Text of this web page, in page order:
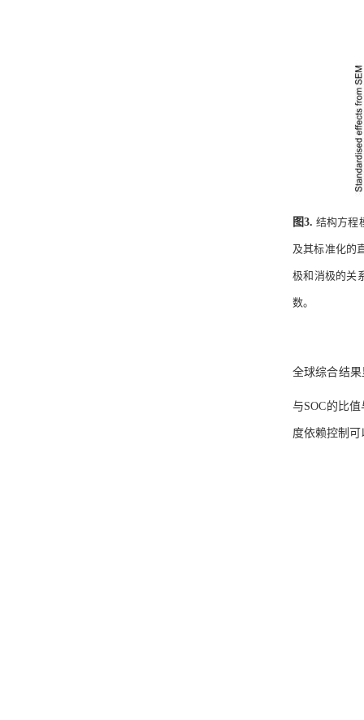
图3.结构方程
及其标准化的
极和消极的关
数。
全球综合结
与SOC的比
度依赖控制